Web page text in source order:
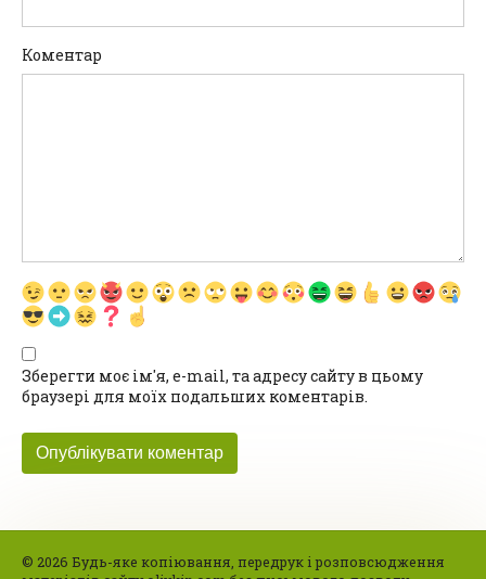
Коментар
Зберегти моє ім'я, e-mail, та адресу сайту в цьому
браузері для моїх подальших коментарів.
© 2026 Будь-яке копіювання, передрук і розповсюдження